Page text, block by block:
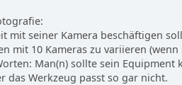
mit seiner Kamera beschäftigen
mit 10 Kameras zu variieren
Man(n) sollte sein
das Werkzeug passt so gar nicht.